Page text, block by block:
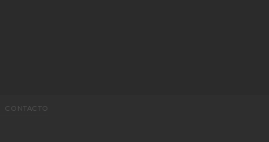
CONTACTO